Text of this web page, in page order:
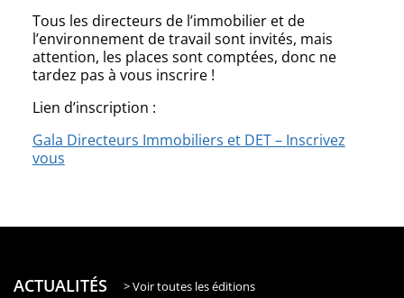
Tous les directeurs de l’immobilier et de
l’environnement de travail sont invités, mais
attention, les places sont comptées, donc ne
tardez pas à vous inscrire !
Lien d’inscription :
Gala Directeurs Immobiliers et DET – Inscrivez
vous
ACTUALITÉS > Voir toutes les éditions